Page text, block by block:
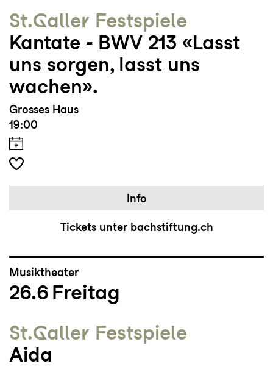
St.Galler Festspiele
Kantate - BWV 213 «Lasst
uns sorgen, lasst uns
wachen».
Grosses Haus
19:00
Info
Tickets unter bachstiftung.ch
Musiktheater
26.6 Freitag
St.Galler Festspiele
Aida